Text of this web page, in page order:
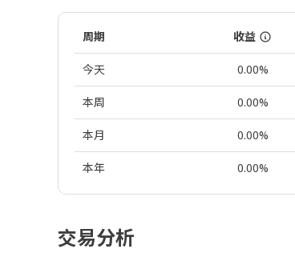
周期 收益
今天 0.00%
本周 0.00%
本月 0.00%
本年 0.00%
交易分析